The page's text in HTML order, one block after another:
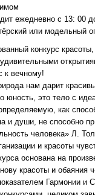
ежедневно с 13: 00
или модельный
конкурс
к вечному!
нам дарит
юность, это тело с
как
и души, не способно
человека» Л.
и красоты
основана на
красоты и обаяния
Гармонии и